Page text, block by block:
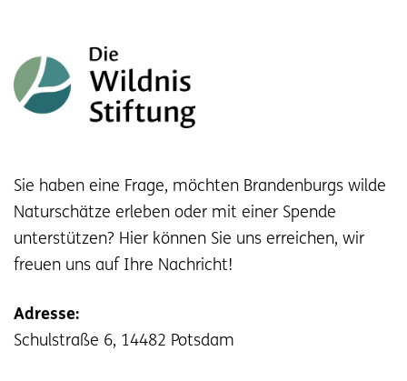
Sie haben eine Frage, möchten Brandenburgs wilde
Naturschätze erleben oder mit einer Spende
unterstützen? Hier können Sie uns erreichen, wir
freuen uns auf Ihre Nachricht!
Adresse:
Schulstraße 6, 14482 Potsdam